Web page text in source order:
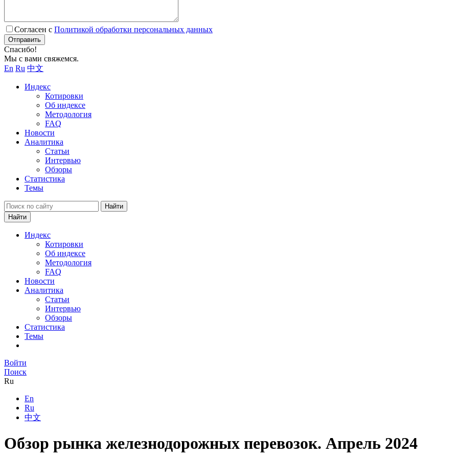
Согласен с Политикой обработки персональных данных
Отправить
Спасибо!
Мы с вами свяжемся.
En Ru 中文
Индекс
Котировки
Об индексе
Методология
FAQ
Новости
Аналитика
Статьи
Интервью
Обзоры
Статистика
Темы
Найти
Найти
Индекс
Котировки
Об индексе
Методология
FAQ
Новости
Аналитика
Статьи
Интервью
Обзоры
Статистика
Темы
Войти
Поиск
Ru
En
Ru
中文
Обзор рынка железнодорожных перевозок. Апрель 2024